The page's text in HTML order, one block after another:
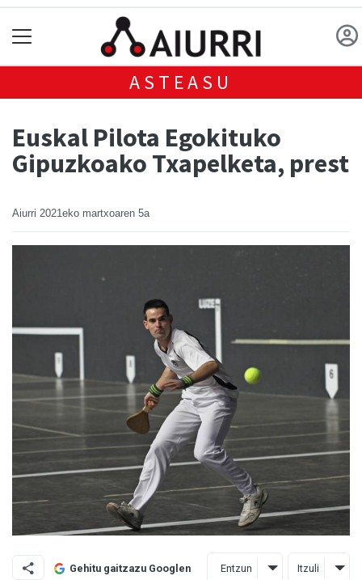
ASTEASU
Euskal Pilota Egokituko
Gipuzkoako Txapelketa, prest
Aiurri 2021eko martxoaren 5a
Gehitu gaitzazu Googlen Entzun Itzuli